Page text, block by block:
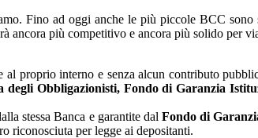
Fino ad oggi anche le più piccole BCC sono
ancora più competitivo e ancora più solido per
proprio interno e senza alcun contributo
Obbligazionisti, Fondo di Garanzia
stessa Banca e garantite dal Fondo di
riconosciuta per legge ai depositanti.